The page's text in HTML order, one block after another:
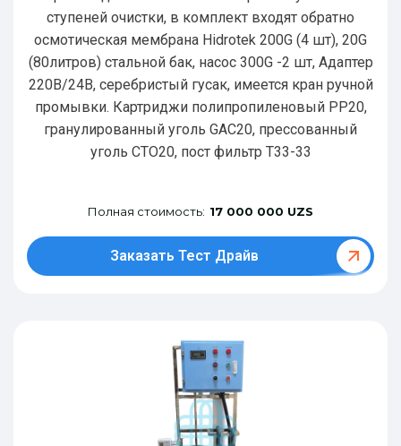
ступеней очистки, в комплект входят обратно
осмотическая мембрана Hidrotek 200G (4 шт), 20G
(80литров) стальной бак, насос 300G -2 шт, Адаптер
220В/24В, серебристый гусак, имеется кран ручной
промывки. Картриджи полипропиленовый РР20,
гранулированный уголь GAC20, прессованный
уголь CTO20, пост фильтр T33-33
Полная стоимость: 17 000 000 UZS
Заказать Тест Драйв